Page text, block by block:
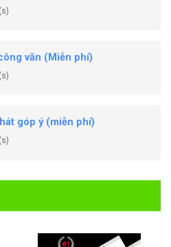
văn (Miễn phí)
góp ý (miễn phí)